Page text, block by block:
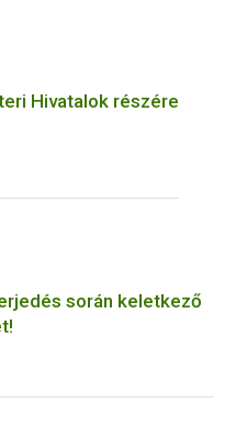
Hivatalok részére
során keletkező